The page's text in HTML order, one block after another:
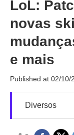
Millenium
LoL:
novas
e mais
Published at 02/10/
Diversos